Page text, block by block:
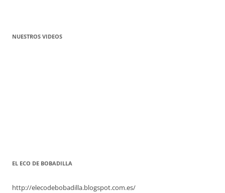
NUESTROS VIDEOS
EL ECO DE BOBADILLA
http://elecodebobadilla.blogspot.com.es/